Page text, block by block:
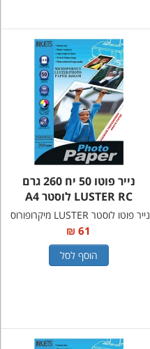
נייר פוטו 50 יח 260 גרם
LUSTER RC לוסטר A4
נייר פוטו לוסטר LUSTER מיקרופורוס
61 ₪
הוסף לסל